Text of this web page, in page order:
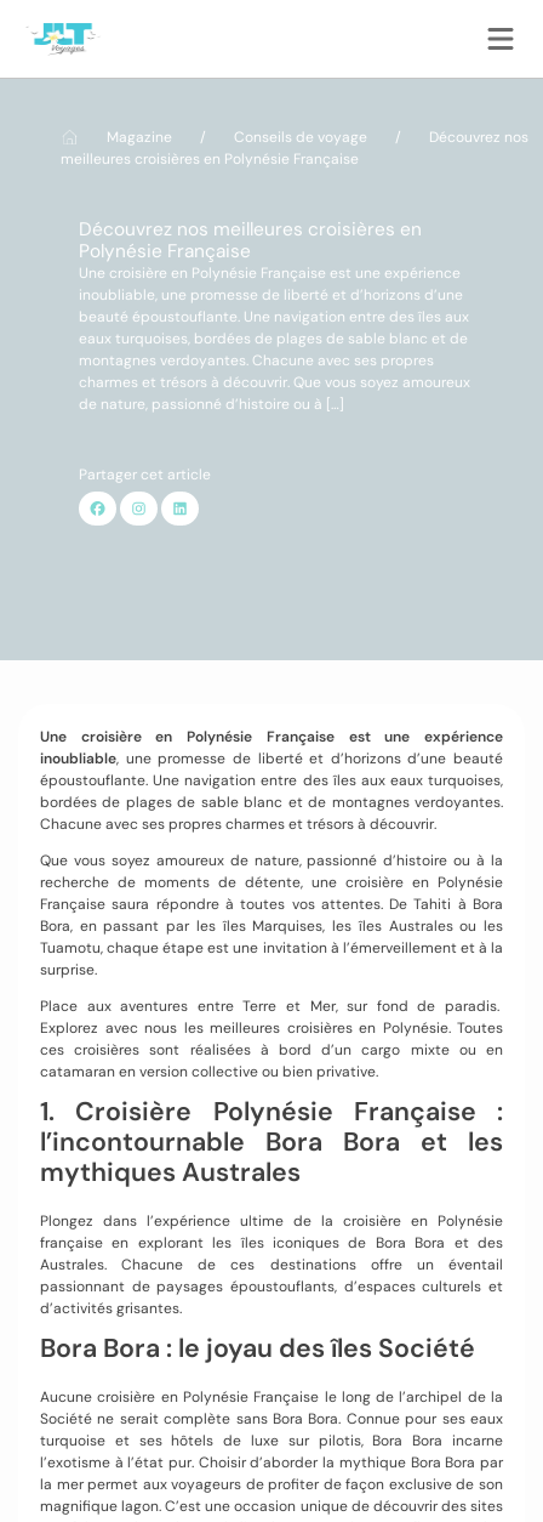
Magazine / Conseils de voyage /
Découvrez nos
meilleures croisières en Polynésie Française
Découvrez nos meilleures croisières en
Polynésie Française
Une croisière en Polynésie Française est une expérience
inoubliable, une promesse de liberté et d’horizons d’une
beauté époustouflante. Une navigation entre des îles aux
eaux turquoises, bordées de plages de sable blanc et de
montagnes verdoyantes. Chacune avec ses propres
charmes et trésors à découvrir. Que vous soyez amoureux
de nature, passionné d’histoire ou à […]
Partager cet article
Une croisière en Polynésie Française est une expérience
inoubliable, une promesse de liberté et d’horizons d’une beauté
époustouflante. Une navigation entre des îles aux eaux turquoises,
bordées de plages de sable blanc et de montagnes verdoyantes.
Chacune avec ses propres charmes et trésors à découvrir.
Que vous soyez amoureux de nature, passionné d’histoire ou à la
recherche de moments de détente, une croisière en Polynésie
Française saura répondre à toutes vos attentes. De Tahiti à Bora
Bora, en passant par les îles Marquises, les îles Australes ou les
Tuamotu, chaque étape est une invitation à l’émerveillement et à la
surprise.
Place aux aventures entre Terre et Mer, sur fond de paradis.
Explorez avec nous les meilleures croisières en Polynésie. Toutes
ces croisières sont réalisées à bord d’un cargo mixte ou en
catamaran en version collective ou bien privative.
1. Croisière Polynésie Française :
l’incontournable Bora Bora et les
mythiques Australes
Plongez dans l’expérience ultime de la croisière en Polynésie
française en explorant les îles iconiques de Bora Bora et des
Australes. Chacune de ces destinations offre un éventail
passionnant de paysages époustouflants, d’espaces culturels et
d’activités grisantes.
Bora Bora : le joyau des îles Société
Aucune croisière en Polynésie Française le long de l’archipel de la
Société ne serait complète sans Bora Bora. Connue pour ses eaux
turquoise et ses hôtels de luxe sur pilotis, Bora Bora incarne
l’exotisme à l’état pur. Choisir d’aborder la mythique Bora Bora par
la mer permet aux voyageurs de profiter de façon exclusive de son
magnifique lagon. C’est une occasion unique de découvrir des sites